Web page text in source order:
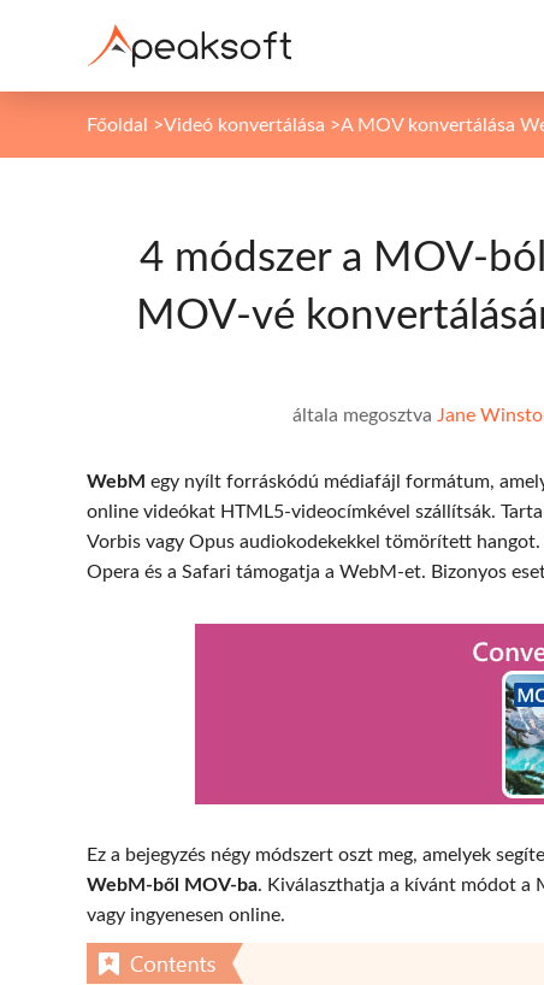
Főoldal >Videó konvertálása >A MOV konvertálása
4 módszer a MOV-
MOV-vé
általa megosztva Jane
WebM egy nyílt forráskódú médiafájl formátum,
online videókat HTML5-videocímkével szállítsák.
Vorbis vagy Opus audiokodekekkel tömörített hangot.
Opera és a Safari támogatja a WebM-et. Bizonyos
Ez a bejegyzés négy módszert oszt meg, amelyek
WebM-ből MOV-ba. Kiválaszthatja a kívánt módot a
vagy ingyenesen online.